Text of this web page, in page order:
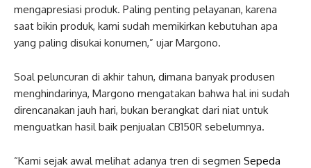
mengapresiasi produk. Paling penting pelayanan, karena
saat bikin produk, kami sudah memikirkan kebutuhan apa
yang paling disukai konumen,” ujar Margono.
Soal peluncuran di akhir tahun, dimana banyak produsen
menghindarinya, Margono mengatakan bahwa hal ini sudah
direncanakan jauh hari, bukan berangkat dari niat untuk
menguatkan hasil baik penjualan CB150R sebelumnya.
“Kami sejak awal melihat adanya tren di segmen Sepeda